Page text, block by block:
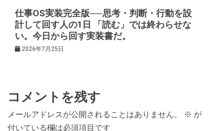
仕事OS実装完全版──思考・判断・行動を設
計して回す人の1日 「読む」では終わらせな
い。今日から回す実装書だ。
2026年7月25日
コメントを残す
メールアドレスが公開されることはありません。 ※ が
付いている欄は必須項目です